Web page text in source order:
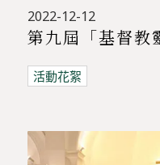
2022-12-12
活動花絮